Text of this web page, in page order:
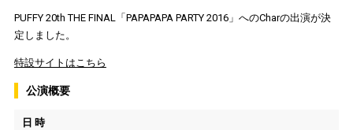
PUFFY 20th THE FINAL「PAPAPAPA PARTY 2016」へのCharの出演が決
定しました。
特設サイトはこちら
公演概要
日 時